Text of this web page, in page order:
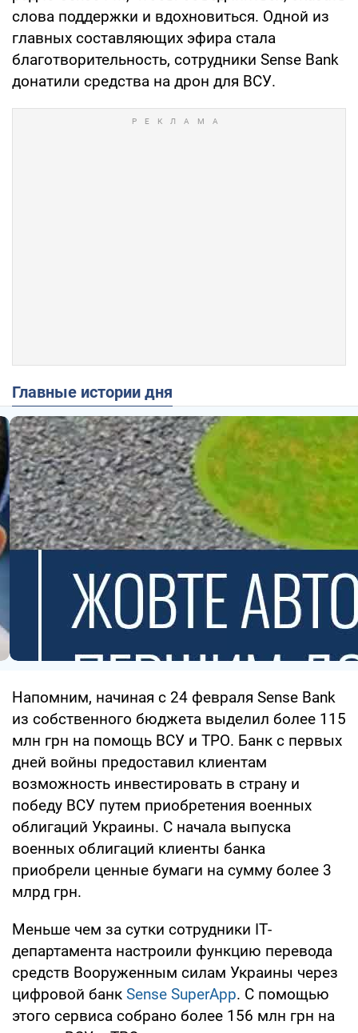
слова поддержки и вдохновиться. Одной из
главных составляющих эфира стала
благотворительность, сотрудники Sense Bank
донатили средства на дрон для ВСУ.
Главные истории дня
Напомним, начиная с 24 февраля Sense Bank
из собственного бюджета выделил более 115
млн грн на помощь ВСУ и ТРО. Банк с первых
дней войны предоставил клиентам
возможность инвестировать в страну и
победу ВСУ путем приобретения военных
облигаций Украины. С начала выпуска
военных облигаций клиенты банка
приобрели ценные бумаги на сумму более 3
млрд грн.
Меньше чем за сутки сотрудники IТ-
департамента настроили функцию перевода
средств Вооруженным силам Украины через
цифровой банк Sense SuperApp. С помощью
этого сервиса собрано более 156 млн грн на